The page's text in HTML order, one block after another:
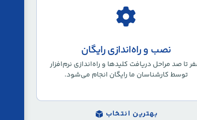
نصب و راه‌اندازی رایگان
تا صد مراحل دریافت کلیدها و راه‌اندازی نرم‌افزار
توسط کارشناسان ما رایگان انجام می‌شود.
بهترین انتخاب